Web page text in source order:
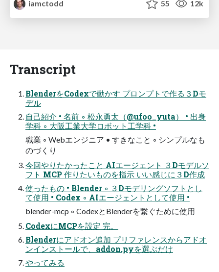
iamctodd
55 12k
Transcript
BlenderをCodexで動かす プロンプトで作る３Dモ
デル
自己紹介 • 名前 ◦ 松永勇太（@ufoo_yuta） • 出身
学科 ◦ 大阪工業大学ロボット工学科 •
職業 ◦ Webエンジニア • すきなこと ◦ シンプルなも
のづくり
今回やりたかったこと AIエージェント ３Dモデルソ
フト MCP 作りたいものを指示 いい感じに３D作成
使ったもの • Blender ◦ ３Dモデリングソフトとし
て使用 • Codex ◦ AIエージェントとして使用 •
blender-mcp ◦ CodexとBlenderを繋ぐために使用
CodexにMCPを設定 完。
Blenderにアドオン追加 プリファレンスからアドオ
ンインストールで、addon.pyを選ぶだけ
やってみる